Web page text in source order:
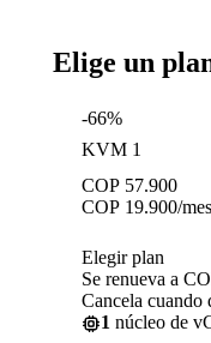
Elige un
-66%
KVM 1
COP 57.900
COP 19.900/mes
Elegir plan
Se renueva a
Cancela cuando
1 núcleo de